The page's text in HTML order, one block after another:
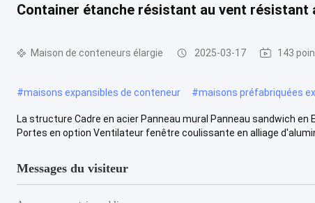
Container étanche résistant au vent
Maison de conteneurs élargie 2025-03-17 143
#maisons expansibles de conteneur #maisons préfabriquées
La structure Cadre en acier Panneau mural Panneau sandwich en
Portes en option Ventilateur fenêtre coulissante en alliage
Messages du visiteur